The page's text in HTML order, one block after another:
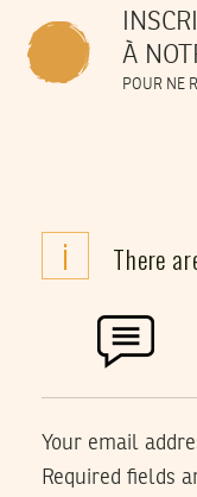
À
POUR NE
i There
Your email
Required fields